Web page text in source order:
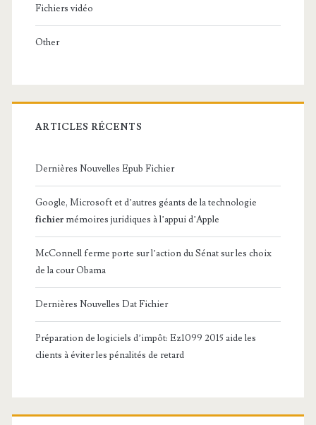
Fichiers vidéo
Other
ARTICLES RÉCENTS
Dernières Nouvelles Epub Fichier
Google, Microsoft et d’autres géants de la technologie
fichier mémoires juridiques à l’appui d’Apple
McConnell ferme porte sur l’action du Sénat sur les choix
de la cour Obama
Dernières Nouvelles Dat Fichier
Préparation de logiciels d’impôt: Ez1099 2015 aide les
clients à éviter les pénalités de retard